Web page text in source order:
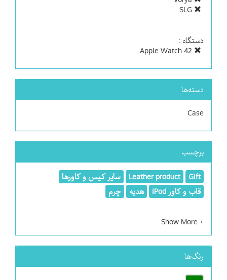
دستگاه :
دسته‌ها
Case
برچسب
Gift
Leather product
سایر کیس و کاورها
قاب و کاور iPod
هدیه چرم
رنگ‌ها